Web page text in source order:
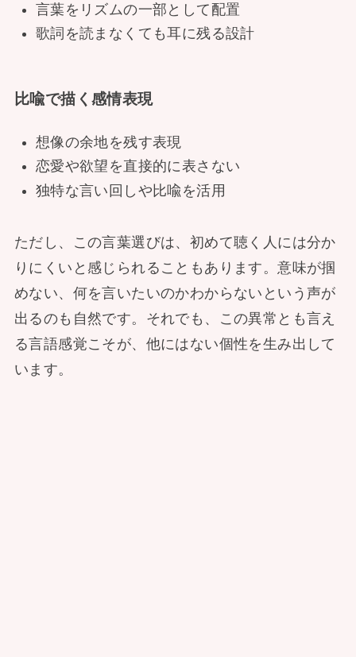
言葉をリズムの一部として配置
歌詞を読まなくても耳に残る設計
比喩で描く感情表現
想像の余地を残す表現
恋愛や欲望を直接的に表さない
独特な言い回しや比喩を活用
ただし、この言葉選びは、初めて聴く人には分か
りにくいと感じられることもあります。意味が掴
めない、何を言いたいのかわからないという声が
出るのも自然です。それでも、この異常とも言え
る言語感覚こそが、他にはない個性を生み出して
います。